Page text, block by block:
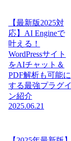
【最新版2025対
応】AI Engineで
叶える！
WordPressサイト
をAIチャット＆
PDF解析も可能に
する最強プラグイ
ン紹介
2025.06.21